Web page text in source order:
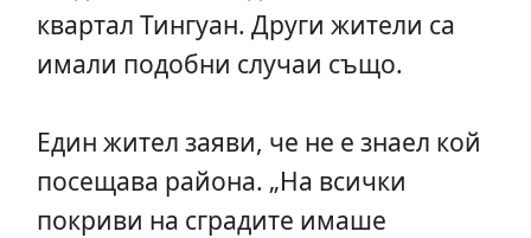
квартал Тингуан. Други жители са
имали подобни случаи също.
Един жител заяви, че не е знаел кой
посещава района. „На всички
покриви на сградите имаше